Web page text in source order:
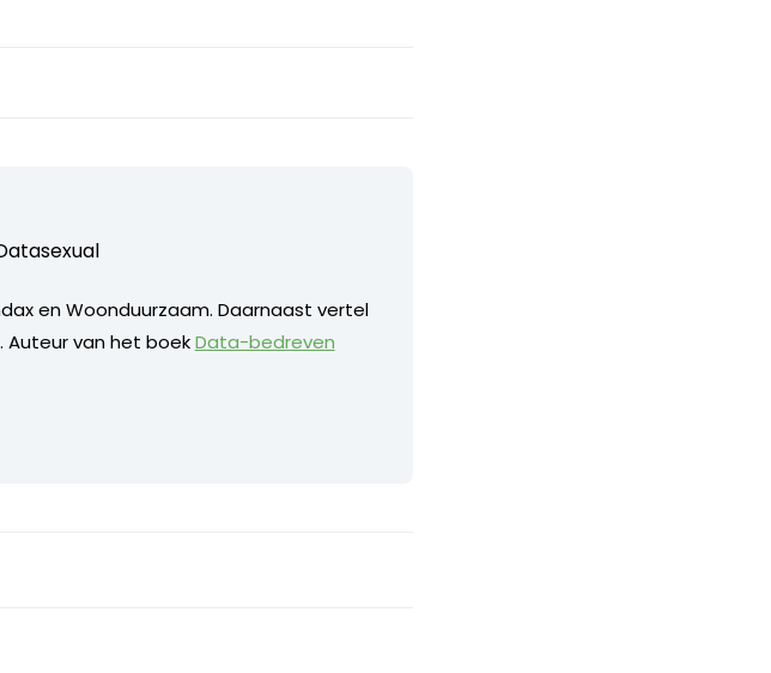
en Woonduurzaam. Daarnaast vertel
Auteur van het boekData-bedreven